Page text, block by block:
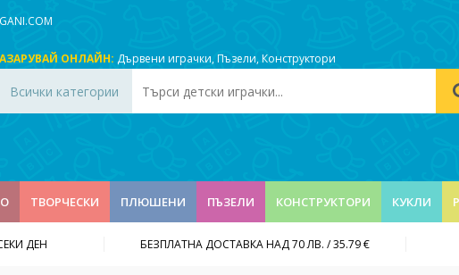
ОНЛАЙН: Дървени играчки,Пъзели,Конструктори
Всички категории
ТВОРЧЕСКИ ПЛЮШЕНИ ПЪЗЕЛИ КОНСТРУКТОРИ КУКЛИ
ДЕН БЕЗПЛАТНА ДОСТАВКА НАД 70 ЛВ. / 35.79 €